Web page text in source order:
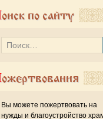
Поиск по сайту
Пожертвования
Вы можете пожертвовать на
нужды и благоустройство